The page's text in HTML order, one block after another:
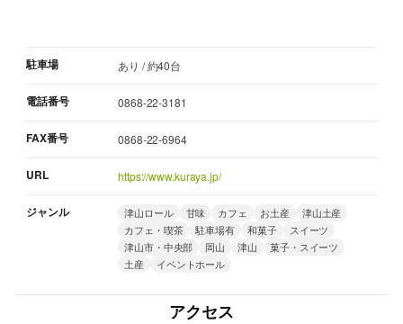
駐車場 あり / 約40台
電話番号 0868-22-3181
FAX番号 0868-22-6964
URL https://www.kuraya.jp/
ジャンル 津山ロール 甘味 カフェ お土産
津山土産
カフェ・喫茶
駐車場有 和菓子
スイーツ
津山市・中央部
岡山 津山
菓子・スイーツ
土産
イベントホール
アクセス